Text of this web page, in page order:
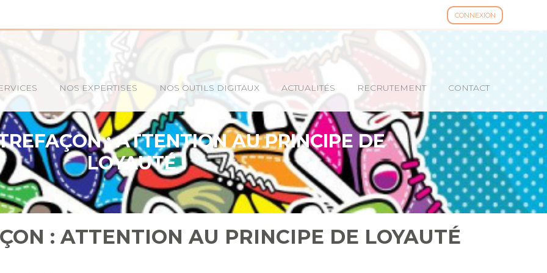
CONNEXION
NOS EXPERTISES NOS OUTILS DIGITAUX ACTUALITÉS RECRUTEMENT CONTACT
: ATTENTION AU PRINCIPE DE
LOYAUTÉ !
: ATTENTION AU PRINCIPE DE LOYAUTÉ